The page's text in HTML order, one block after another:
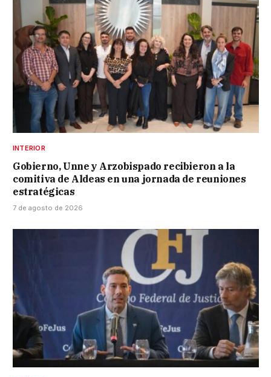
INTERIOR
Gobierno, Unne y Arzobispado recibieron a la
comitiva de Aldeas en una jornada de reuniones
estratégicas
7 de agosto de 2026